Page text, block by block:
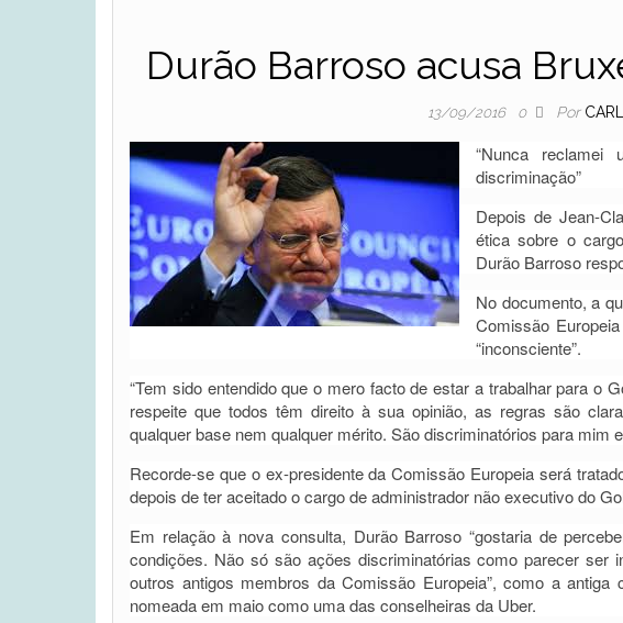
Durão Barroso acusa
13/09/2016 0 Por
“Nunca reclamei
discriminação”
Depois de Jean-
ética sobre o
Durão Barroso
No documento, a
Comissão
“inconsciente”.
“Tem sido entendido que o mero facto de estar a trabalhar para o
respeite que todos têm direito à sua opinião, as regras são
qualquer base nem qualquer mérito. São discriminatórios para mim
Recorde-se que o ex-presidente da Comissão Europeia será
depois de ter aceitado o cargo de administrador não executivo do
Em relação à nova consulta, Durão Barroso “gostaria de
condições. Não só são ações discriminatórias como parecer
outros antigos membros da Comissão Europeia”, como a
nomeada em maio como uma das conselheiras da Uber.